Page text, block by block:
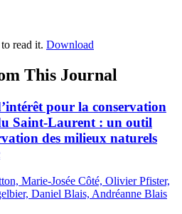
read it. Download
This Journal
pour la conservation
Saint-Laurent : un outil
des milieux naturels
Marie-Josée Côté, Olivier Pfister,
Daniel Blais, Andréanne Blais